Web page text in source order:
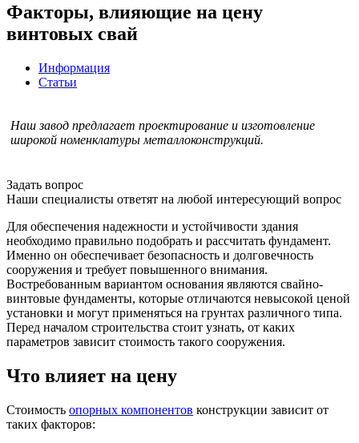
Факторы, влияющие на цену
винтовых свай
Информация
Статьи
Наш завод предлагает проектирование и изготовление
широкой номенклатуры металлоконструкций.
Задать вопрос
Наши специалисты ответят на любой интересующий вопрос
Для обеспечения надежности и устойчивости здания
необходимо правильно подобрать и рассчитать фундамент.
Именно он обеспечивает безопасность и долговечность
сооружения и требует повышенного внимания.
Востребованным вариантом основания являются свайно-
винтовые фундаменты, которые отличаются невысокой ценой
установки и могут применяться на грунтах различного типа.
Перед началом строительства стоит узнать, от каких
параметров зависит стоимость такого сооружения.
Что влияет на цену
Стоимость опорных компонентов конструкции зависит от
таких факторов: